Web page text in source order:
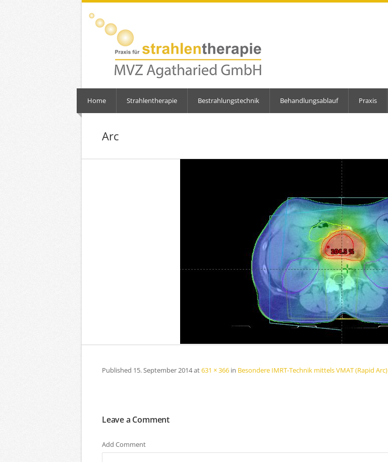
Home Strahlentherapie Bestrahlungstechnik Behandlungsablauf Praxis
Arc
Published 15. September 2014at631 × 366 in Besondere IMRT-Technik mittels VMAT (Rapid Arc)
Leave a Comment
Add Comment